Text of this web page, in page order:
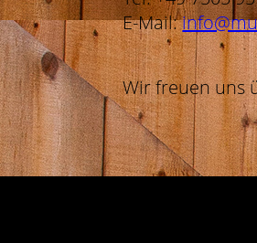
E-Mail:
Wir freuen uns